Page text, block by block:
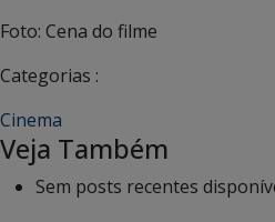
Foto: Cena do filme
Categorias :
Cinema
Veja Também
Sem posts recentes